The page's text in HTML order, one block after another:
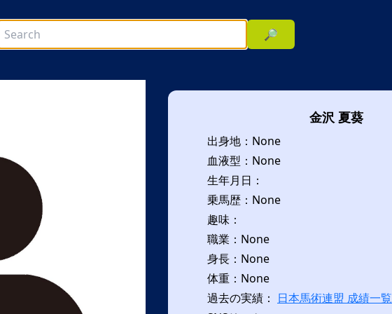
🔎
金沢 夏葵
出身地：None
血液型：None
生年月日：
乗馬歴：None
趣味：
職業：None
身長：None
体重：None
過去の実績： 日本馬術連盟 成績一覧